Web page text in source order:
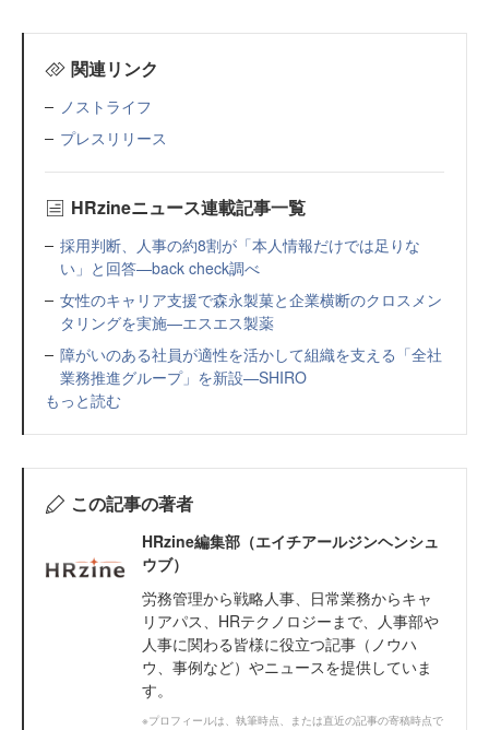
関連リンク
ノストライフ
プレスリリース
HRzineニュース連載記事一覧
採用判断、人事の約8割が「本人情報だけでは足りな
い」と回答—back check調べ
女性のキャリア支援で森永製菓と企業横断のクロスメン
タリングを実施—エスエス製薬
障がいのある社員が適性を活かして組織を支える「全社
業務推進グループ」を新設—SHIRO
もっと読む
この記事の著者
HRzine編集部（エイチアールジンヘンシュ
ウブ）
労務管理から戦略人事、日常業務からキャ
リアパス、HRテクノロジーまで、人事部や
人事に関わる皆様に役立つ記事（ノウハ
ウ、事例など）やニュースを提供していま
す。
※プロフィールは、執筆時点、または直近の記事の寄稿時点で